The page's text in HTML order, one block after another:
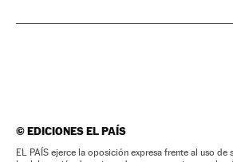
©EDICIONES EL PAÍS
EL PAÍS ejerce la oposición expresa frente al uso de